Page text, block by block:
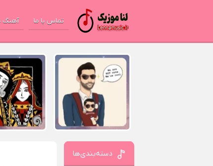
تماس با ما آهنگ
دسته‌بندی‌ها